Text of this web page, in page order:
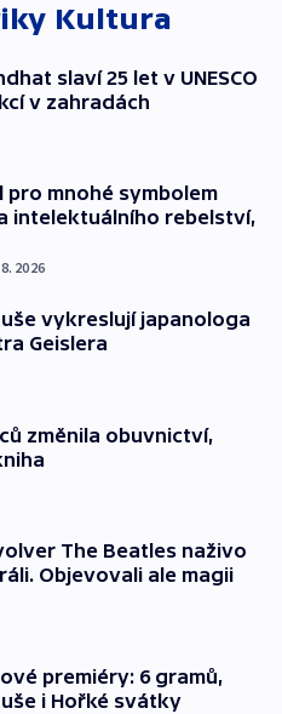
Kultura
slaví 25 let v UNESCO
v zahradách
pro mnohé symbolem
intelektuálního rebelství,
2026
vykreslují japanologa
Geislera
změnila obuvnictví,
The Beatles naživo
Objevovali ale magii
premiéry: 6 gramů,
i Hořké svátky